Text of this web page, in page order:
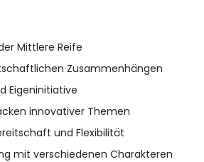
Mittlere Reife
Zusammenhängen
Eigeninitiative
innovativer Themen
und Flexibilität
mit verschiedenen Charakteren